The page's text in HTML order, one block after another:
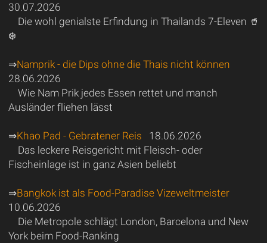
30.07.2026
Die wohl genialste Erfindung in Thailands 7-Eleven 🥤
❄️
⇒Namprik - die Dips ohne die Thais nicht können
28.06.2026
Wie Nam Prik jedes Essen rettet und manch
Ausländer fliehen lässt
⇒Khao Pad - Gebratener Reis 18.06.2026
Das leckere Reisgericht mit Fleisch- oder
Fischeinlage ist in ganz Asien beliebt
⇒Bangkok ist als Food-Paradise Vizeweltmeister
10.06.2026
Die Metropole schlägt London, Barcelona und New
York beim Food-Ranking